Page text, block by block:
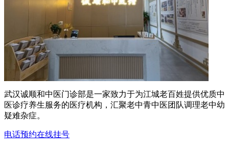
武汉诚顺和中医门诊部是一家致力于为江城老百姓提供优质中
医诊疗养生服务的医疗机构，汇聚老中青中医团队调理老中幼
疑难杂症。
电话预约在线挂号